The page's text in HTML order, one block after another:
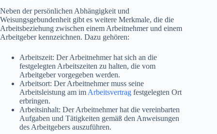
Neben der persönlichen Abhängigkeit und
Weisungsgebundenheit gibt es weitere Merkmale, die die
Arbeitsbeziehung zwischen einem Arbeitnehmer und einem
Arbeitgeber kennzeichnen. Dazu gehören:
Arbeitszeit: Der Arbeitnehmer hat sich an die
festgelegten Arbeitszeiten zu halten, die vom
Arbeitgeber vorgegeben werden.
Arbeitsort: Der Arbeitnehmer muss seine
Arbeitsleistung am imArbeitsvertrag festgelegten Ort
erbringen.
Arbeitsinhalt: Der Arbeitnehmer hat die vereinbarten
Aufgaben und Tätigkeiten gemäß den Anweisungen
des Arbeitgebers auszuführen.